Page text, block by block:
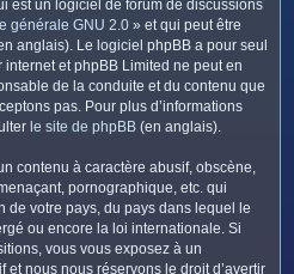
est un logiciel de forum de discussions
générale GNU 2.0 » et qui peut être
anglais). Le logiciel phpBB a pour seul
et phpBB Limited ne peut en
de la conduite et du contenu que
pas. Pour plus d’informations
le site de phpBB (en anglais).
contenu à caractère abusif, obscène,
pornographique, etc. qui
de votre pays, du pays dans lequel le
ou encore la loi internationale. Si
vous vous exposez à un
et nous nous réservons le droit d’avertir